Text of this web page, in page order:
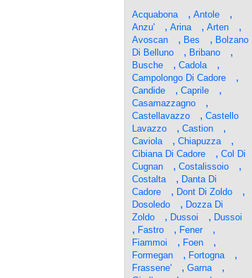
Acquabona , Antole ,
Anzu' , Arina , Arten ,
Avoscan , Bes , Bolzano
Di Belluno
, Bribano ,
Busche , Cadola ,
Campolongo Di Cadore ,
Candide , Caprile ,
Casamazzagno ,
Castellavazzo , Castello
Lavazzo
, Castion ,
Caviola , Chiapuzza ,
Cibiana Di Cadore , Col Di
Cugnan
, Costalissoio ,
Costalta , Danta Di
Cadore
, Dont Di Zoldo ,
Dosoledo , Dozza Di
Zoldo
, Dussoi , Dussoi
, Fastro , Fener ,
Fiammoi , Foen ,
Formegan , Fortogna ,
Frassene' , Garna ,